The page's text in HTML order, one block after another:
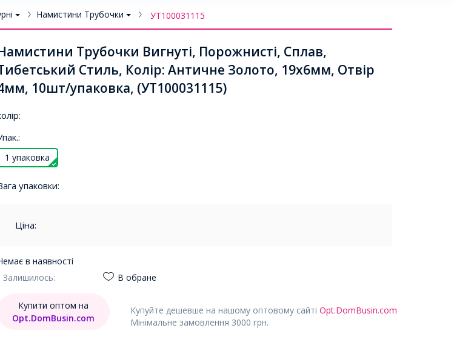
Намистини Трубочки УТ100031115
Трубочки Вигнуті, Порожнисті, Сплав,
Стиль, Колір: Античне Золото, 19х6мм, Отвір
10шт/упаковка, (УТ100031115)
1 упаковка
упаковки:
Ціна:
в наявності
Залишилось:
В обране
Купуйте дешевше на нашому оптовому сайті Opt.DomBusin.com
Мінімальне замовлення 3000 грн.
Купити оптом на
Opt.DomBusin.com